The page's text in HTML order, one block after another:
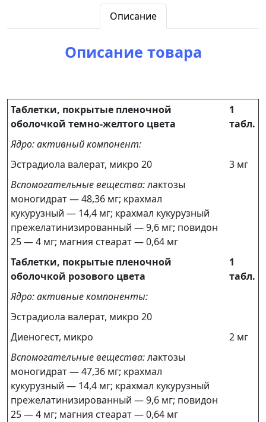
Описание
Описание товара
Таблетки, покрытые пленочной
оболочкой темно-желтого цвета
1
табл.
Ядро: активный компонент:
Эстрадиола валерат, микро 20
3 мг
Вспомогательные вещества:лактозы
моногидрат — 48,36 мг; крахмал
кукурузный — 14,4 мг; крахмал кукурузный
прежелатинизированный — 9,6 мг; повидон
25 — 4 мг; магния стеарат — 0,64 мг
Таблетки, покрытые пленочной
оболочкой розового цвета
1
табл.
Ядро: активные компоненты:
Эстрадиола валерат, микро 20
Диеногест, микро
2 мг
Вспомогательные вещества:лактозы
моногидрат — 47,36 мг; крахмал
кукурузный — 14,4 мг; крахмал кукурузный
прежелатинизированный — 9,6 мг; повидон
25 — 4 мг; магния стеарат — 0,64 мг